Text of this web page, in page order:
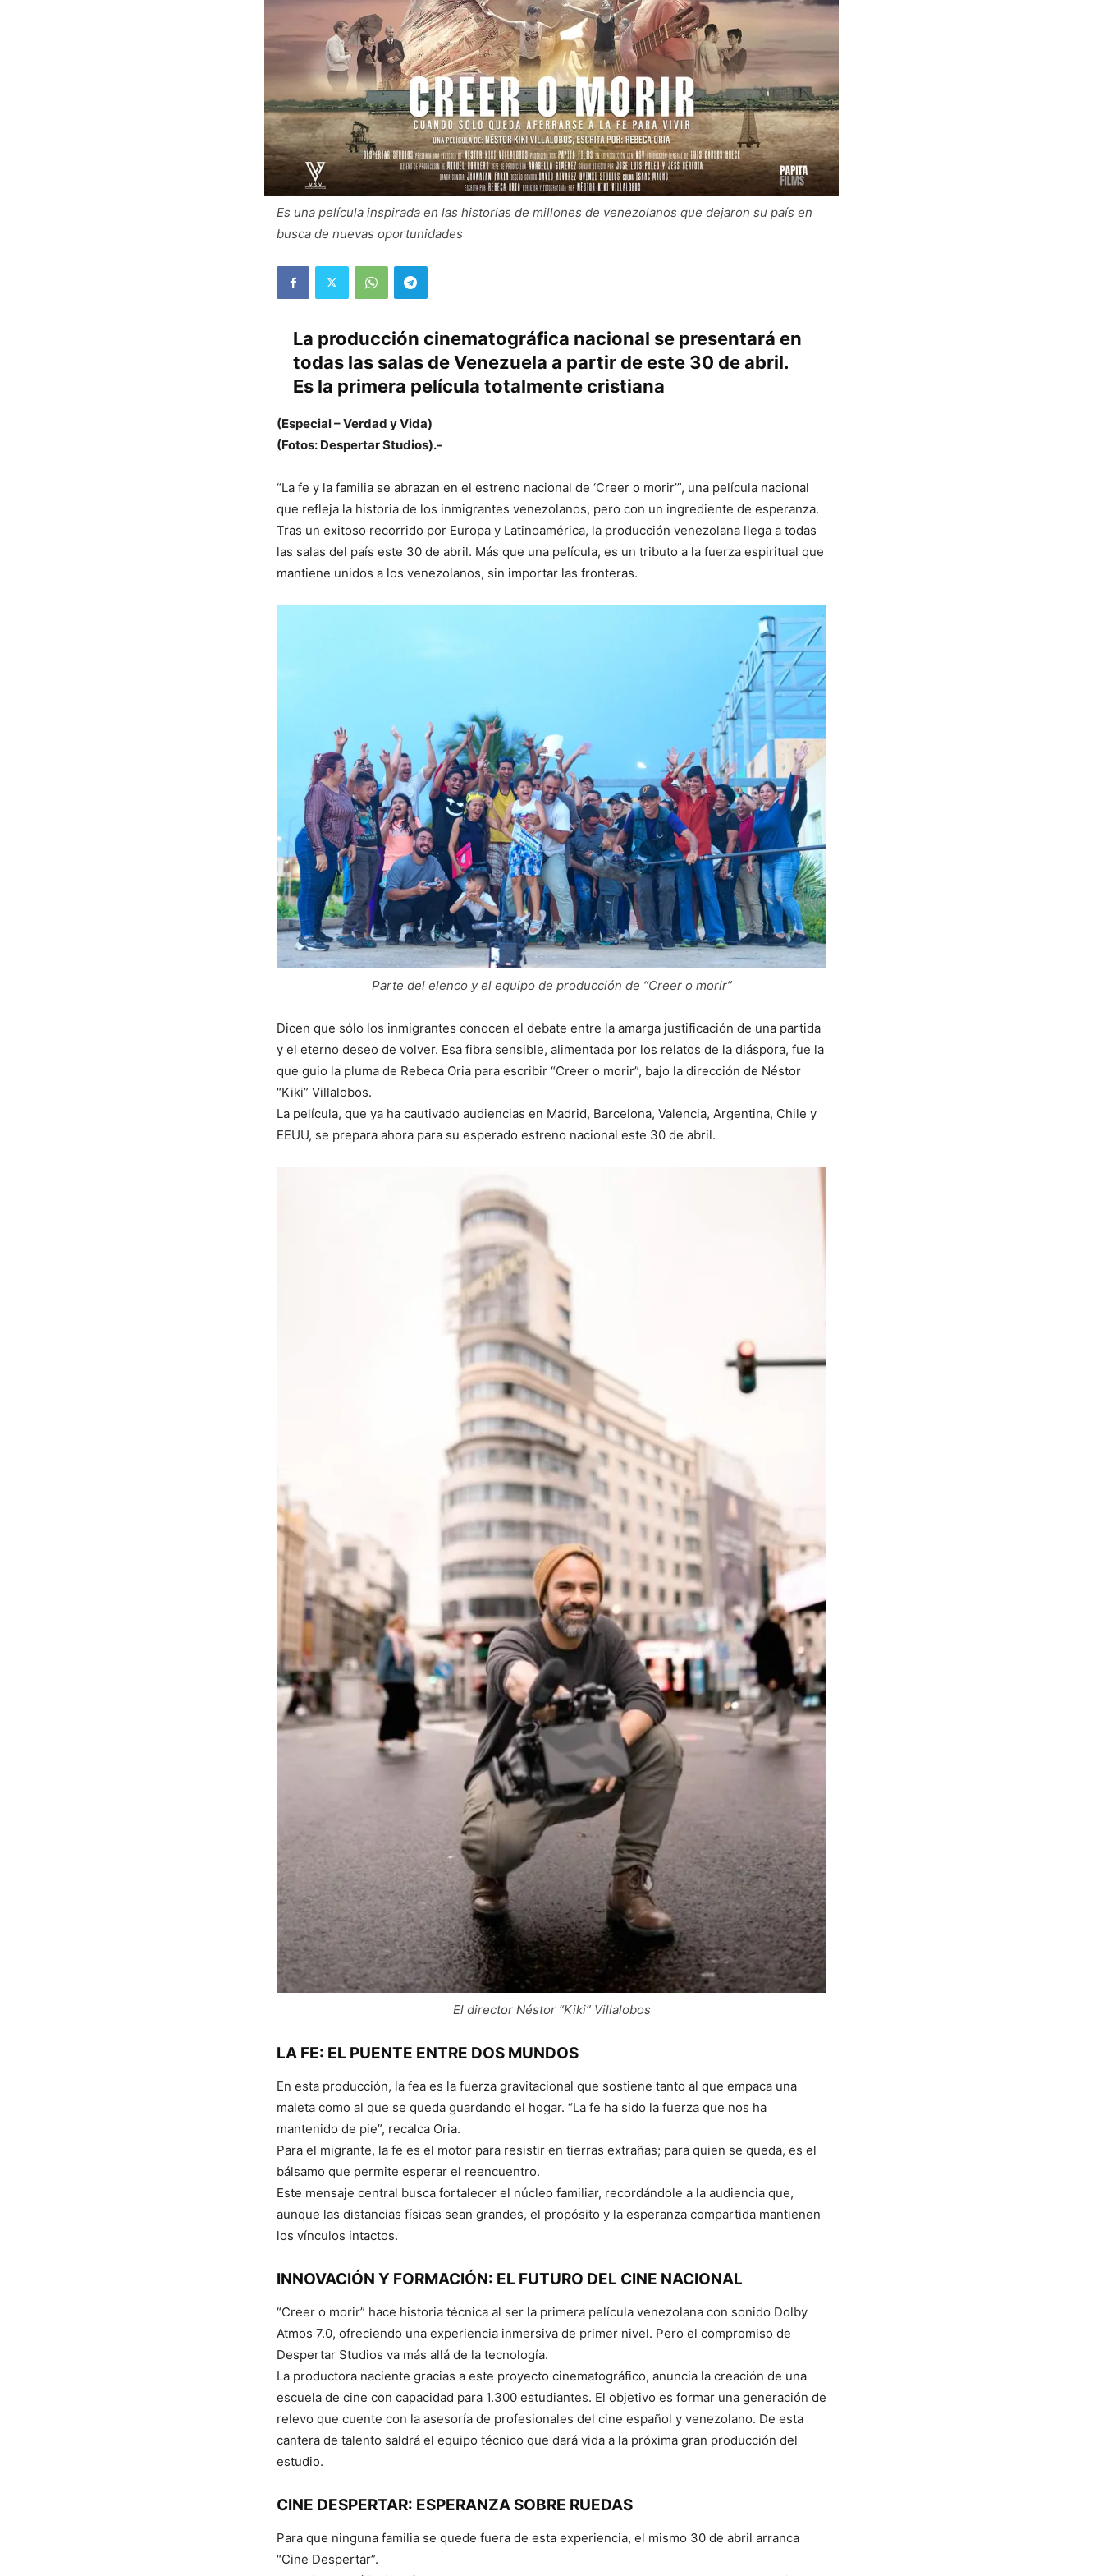
Es una película inspirada en las historias de millones de venezolanos que dejaron su país en
busca de nuevas oportunidades
La producción cinematográfica nacional se presentará en
todas las salas de Venezuela a partir de este 30 de abril.
Es la primera película totalmente cristiana
(Especial – Verdad y Vida)
(Fotos: Despertar Studios).-
“La fe y la familia se abrazan en el estreno nacional de ‘Creer o morir’”, una película nacional
que refleja la historia de los inmigrantes venezolanos, pero con un ingrediente de esperanza.
Tras un exitoso recorrido por Europa y Latinoamérica, la producción venezolana llega a todas
las salas del país este 30 de abril. Más que una película, es un tributo a la fuerza espiritual que
mantiene unidos a los venezolanos, sin importar las fronteras.
Parte del elenco y el equipo de producción de “Creer o morir”
Dicen que sólo los inmigrantes conocen el debate entre la amarga justificación de una partida
y el eterno deseo de volver. Esa fibra sensible, alimentada por los relatos de la diáspora, fue la
que guio la pluma de Rebeca Oria para escribir “Creer o morir”, bajo la dirección de Néstor
“Kiki” Villalobos.
La película, que ya ha cautivado audiencias en Madrid, Barcelona, Valencia, Argentina, Chile y
EEUU, se prepara ahora para su esperado estreno nacional este 30 de abril.
El director Néstor “Kiki” Villalobos
LA FE: EL PUENTE ENTRE DOS MUNDOS
En esta producción, la fea es la fuerza gravitacional que sostiene tanto al que empaca una
maleta como al que se queda guardando el hogar. “La fe ha sido la fuerza que nos ha
mantenido de pie”, recalca Oria.
Para el migrante, la fe es el motor para resistir en tierras extrañas; para quien se queda, es el
bálsamo que permite esperar el reencuentro.
Este mensaje central busca fortalecer el núcleo familiar, recordándole a la audiencia que,
aunque las distancias físicas sean grandes, el propósito y la esperanza compartida mantienen
los vínculos intactos.
INNOVACIÓN Y FORMACIÓN: EL FUTURO DEL CINE NACIONAL
“Creer o morir” hace historia técnica al ser la primera película venezolana con sonido Dolby
Atmos 7.0, ofreciendo una experiencia inmersiva de primer nivel. Pero el compromiso de
Despertar Studios va más allá de la tecnología.
La productora naciente gracias a este proyecto cinematográfico, anuncia la creación de una
escuela de cine con capacidad para 1.300 estudiantes. El objetivo es formar una generación de
relevo que cuente con la asesoría de profesionales del cine español y venezolano. De esta
cantera de talento saldrá el equipo técnico que dará vida a la próxima gran producción del
estudio.
CINE DESPERTAR: ESPERANZA SOBRE RUEDAS
Para que ninguna familia se quede fuera de esta experiencia, el mismo 30 de abril arranca
“Cine Despertar”.